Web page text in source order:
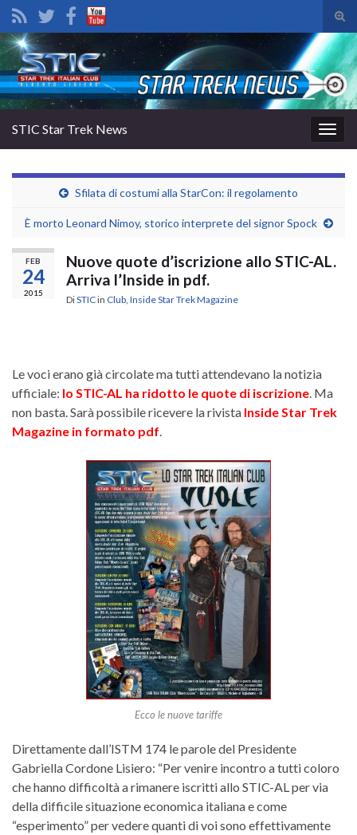
il
di
Search for:
la
STIC Star Trek News
Sfilata di costumi alla StarCon: il regolamento
È morto Leonard Nimoy, storico interprete del signor Spock
FEB
24
2015
Nuove quote d’iscrizione allo STIC-AL.
Arriva l’Inside in pdf.
DiSTICin Club Inside Star Trek Magazine
Le voci erano già circolate ma tutti attendevano la notizia
ufficiale: lo STIC-AL ha ridotto le quote di iscrizione . Ma
non basta. Sarà possibile ricevere la rivista Inside Star Trek
Magazine in formato pdf
Ecco le nuove tariffe
Direttamente dall’ISTM 174 le parole del Presidente
Gabriella Cordone Lisiero: “Per venire incontro a tutti coloro
che hanno difficoltà a rimanere iscritti allo STIC-AL per via
della difficile situazione economica italiana e come
“esperimento” per vedere quanti di voi sono effettivamente